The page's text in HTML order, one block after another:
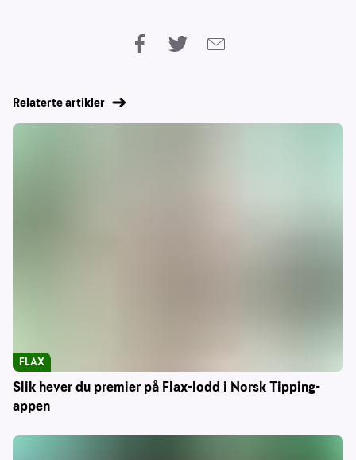
Relaterte artikler
Slik hever du premier på Flax-lodd i Norsk Tipping-
appen
FLAX